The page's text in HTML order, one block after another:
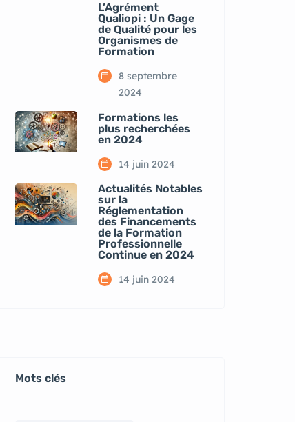
L’Agrément
Qualiopi : Un Gage
de Qualité pour les
Organismes de
Formation
8 septembre
2024
Formations les
plus recherchées
en 2024
14 juin 2024
Actualités Notables
sur la
Réglementation
des Financements
de la Formation
Professionnelle
Continue en 2024
14 juin 2024
Mots clés